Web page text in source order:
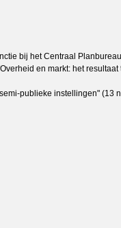
bij het Centraal
en markt: het
publieke instellingen" (13